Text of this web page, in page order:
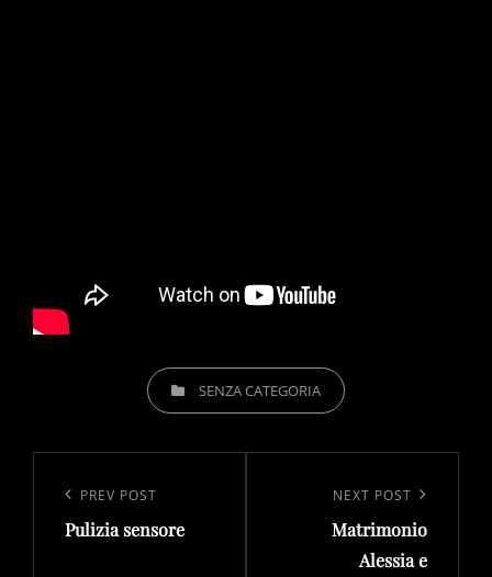
CATEGORIESSENZA CATEGORIA
navigation
Previous
Post
PREV POST
Pulizia sensore
NEXT POST
Matrimonio
Alessia e